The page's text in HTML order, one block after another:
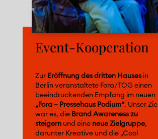
Event-Kooperation
Zur Eröffnung des dritten Hausesin
Berlin veranstaltete Fora/TOG einen
beeindruckenden Empfang im neuen
„Fora – Pressehaus Podium“. Unser Ziel
war es, die Brand Awareness zu
steigernund eine neue Zielgruppe,
darunter Kreative und die „Cool